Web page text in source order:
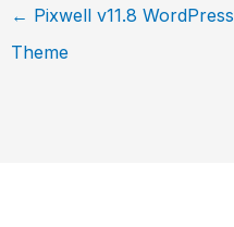
← Pixwell v11.8 WordPress
Theme